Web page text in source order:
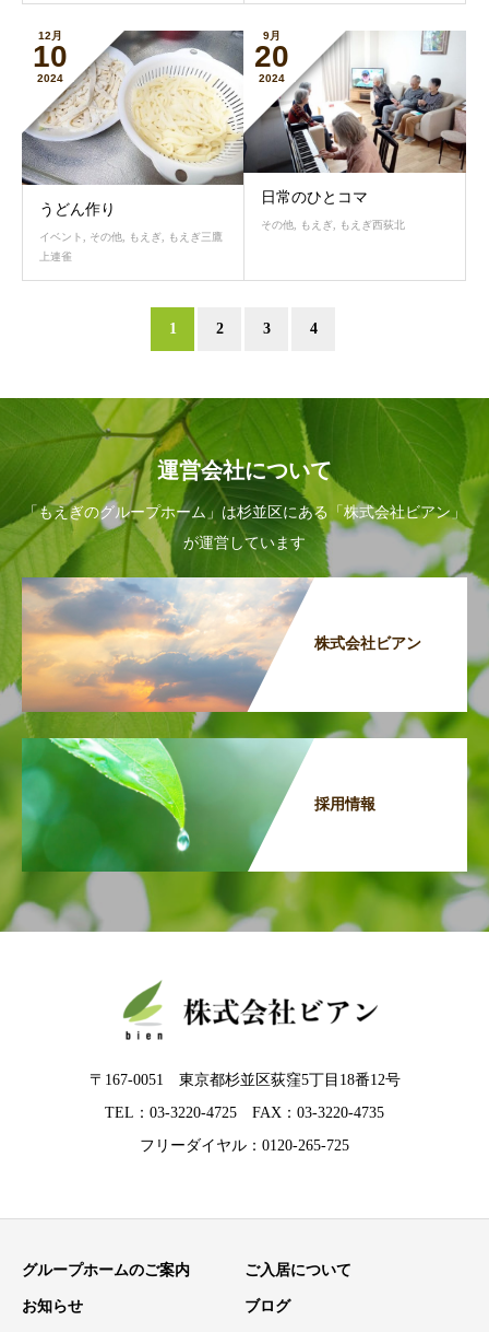
12月
10
2024
うどん作り
イベント, その他, もえぎ, もえぎ三鷹
上連雀
9月
20
2024
日常のひとコマ
その他 もえぎ もえぎ西荻北
1 2 3 4
運営会社について
「もえぎのグループホーム」は杉並区にある「株式会社ビアン」
が運営しています
株式会社ビアン
採用情報
〒167-0051 東京都杉並区荻窪5丁目18番12号
TEL：03-3220-4725 FAX：03-3220-4735
フリーダイヤル：0120-265-725
グループホームのご案内 ご入居について
お知らせ ブログ